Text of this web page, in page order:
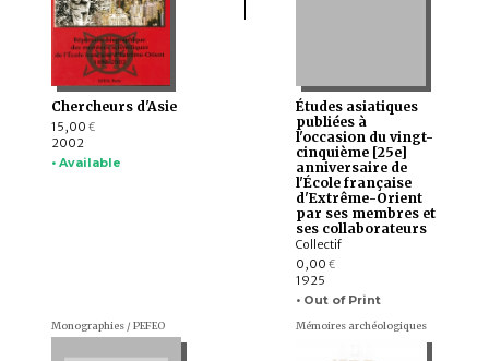
Chercheurs d'Asie
15,00 €
2002
• Available
Études asiatiques
publiées à
l'occasion du vingt-
cinquième [25e]
anniversaire de
l'École française
d'Extrême-Orient
par ses membres et
ses collaborateurs
Collectif
0,00 €
1925
• Out of Print
Monographies / PEFEO Mémoires archéologiques